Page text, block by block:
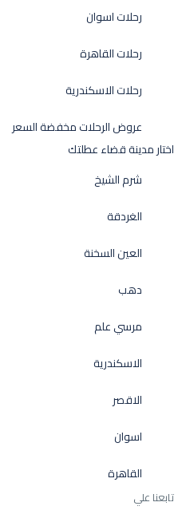
رحلات اسوان
رحلات القاهرة
رحلات الاسكندرية
عروض الرحلات مخفضة السعر
اختار مدينة قضاء عطلتك
شرم الشيخ
الغردقة
العين السخنة
دهب
مرسي علم
الاسكندرية
الاقصر
اسوان
القاهرة
تابعنا علي